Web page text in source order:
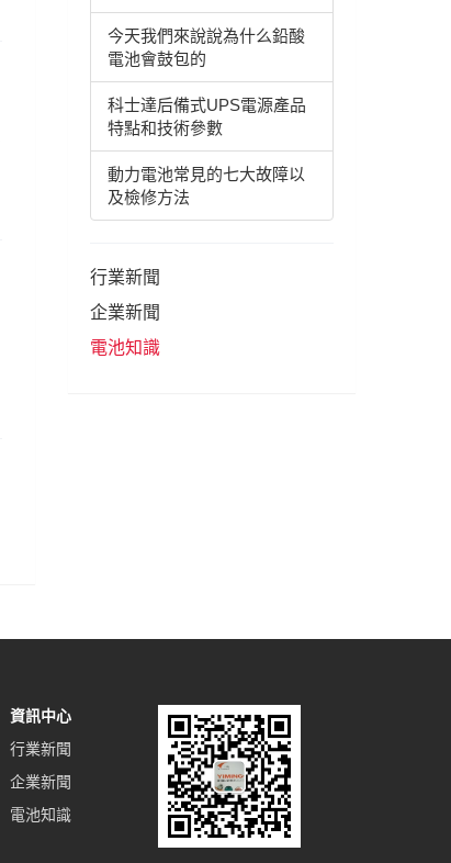
今天我們來說說為什么鉛酸
電池會鼓包的
科士達后備式UPS電源產品
特點和技術參數
動力電池常見的七大故障以
及檢修方法
行業新聞
企業新聞
電池知識
資訊中心
行業新聞
企業新聞
電池知識